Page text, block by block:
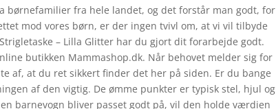
børnefamilier fra hele landet, og det forstår man godt, for
mod vores børn, er der ingen tvivl om, at vi vil tilbyde
– Lilla Glitter har du gjort dit forarbejde godt.
butikken Mammashop.dk. Når behovet melder sig for
af, at du ret sikkert finder det her på siden. Er du bange
af den vigtig. De ømme punkter er typisk stel, hjul og
barnevogn bliver passet godt på, vil den holde værdien